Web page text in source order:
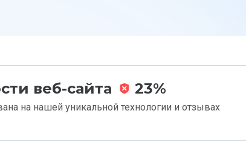
веб-сайта 23%
на нашей уникальной технологии и отзывах